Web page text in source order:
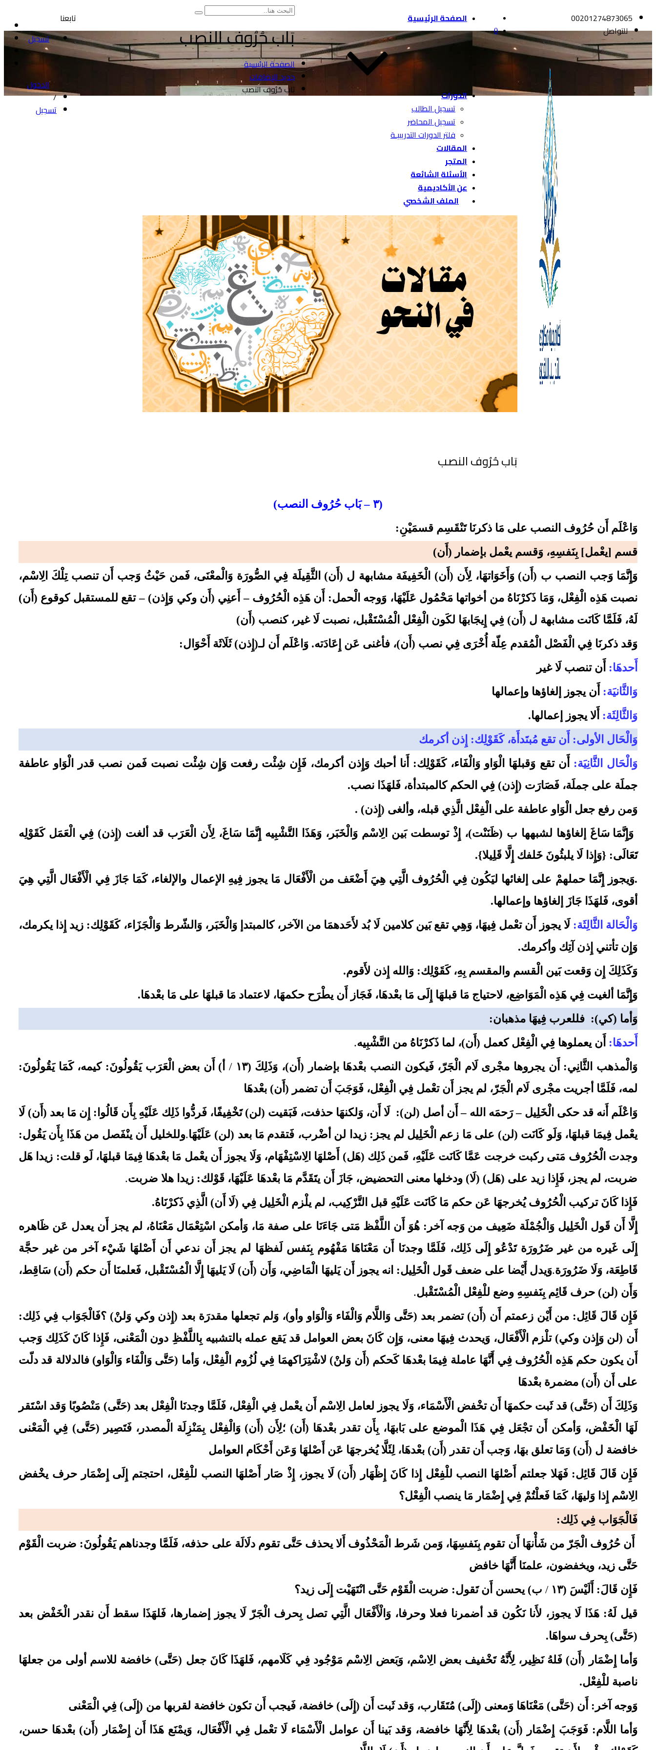
00201274873065
للتواصل
تابعنا
تسجيل
الدخول
/
تسجيل
0
الصفحة الرئيسية
الدورات
تسجيل الطالب
تسجيل المحاضر
فلتر الدورات التدريبيـة
المقالات
المتجر
الأسئلة الشائعة
عن الأكاديمية
الملف الشخصي
بَاب حُرُوف النصب
الصفحة الرئيسية
جديد الإضافات
بَاب حُرُوف النصب
بَاب حُرُوف النصب
(٣ – بَاب حُرُوف النصب)
وَاعْلَم أَن حُرُوف النصب على مَا ذكرنَا تَنْقَسِم قسمَيْنِ:
قسم [يعْمل] بِنَفسِهِ، وَقسم يعْمل بإضمار (أَن)
وَإِنَّمَا وَجب النصب ب (أَن) وَأَخَوَاتهَا، لِأَن (أَن) الْخَفِيفَة مشابهة ل (أَن) الثَّقِيلَة فِي الصُّورَة وَالْمعْنَى، فَمن حَيْثُ وَجب أَن تنصب تِلْكَ الِاسْم،
نصبت هَذِه الْفِعْل، وَمَا ذَكرْنَاهُ من أخواتها مَحْمُول عَلَيْهَا، وَوجه الْحمل: أَن هَذِه الْحُرُوف – أَعنِي (أَن وكي وَإِذن) – تقع للمستقبل كوقوع (أَن)
لَهُ، فَلَمَّا كَانَت مشابهة ل (أَن) فِي إِيجَابهَا لكَون الْفِعْل الْمُسْتَقْبل، نصبت لَا غير، كنصب (أَن)
وَقد ذكرنَا فِي الْفَصْل الْمُقدم عِلّة أُخْرَى فِي نصب (أَن)، فأغنى عَن إِعَادَته. وَاعْلَم أَن لـ(إِذن) ثَلَاثَة أَحْوَال:
أَحدهَا: أَن تنصب لَا غير
وَالثَّانيَة: أَن يجوز إلغاؤها وإعمالها
وَالثَّالِثَة: أَلا يجوز إعمالها.
وَالْحَال الأولى: أَن تقع مُبتَدأَة، كَقَوْلِك: إِذن أكرمك
وَالْحَال الثَّانِيَة:
أَن تقع وَقبلهَا الْوَاو وَالْفَاء، كَقَوْلِك: أَنا أحبك وَإِذن أكرمك، فَإِن شِئْت رفعت وَإِن شِئْت نصبت فَمن نصب قدر الْوَاو عاطفة
جملَة على جملَة، فَصَارَت (إِذن) فِي الحكم كالمبتدأة، فَلهَذَا نصب.
وَمن رفع جعل الْوَاو عاطفة على الْفِعْل الَّذِي قبله، وألغى (إِذن) .
وَإِنَّمَا سَاغَ إلغاؤها لشبهها ب (ظَنَنْت)، إِذْ توسطت بَين الِاسْم وَالْخَبَر، وَهَذَا التَّشْبِيه إِنَّمَا سَاغَ، لِأَن الْعَرَب قد ألغت (إِذن) فِي الْعَمَل كَقَوْلِه
تَعَالَى: {وَإِذا لَا يلبثُونَ خَلفك إِلَّا قَلِيلا}.
.وَيجوز إِنَّمَا حملهمْ على إلغائها ليَكُون فِي الْحُرُوف الَّتِي هِيَ أَضْعَف من الْأَفْعَال مَا يجوز فِيهِ الإعمال والإلغاء، كَمَا جَازَ فِي الْأَفْعَال الَّتِي هِيَ
أقوى، فَلهَذَا جَازَ إلغاؤها وإعمالها.
وَالْحَالة الثَّالِثَة: لَا يجوز أَن تعْمل فِيهَا، وَهِي تقع بَين كلامين لَا بُد لأَحَدهمَا من الآخر، كالمبتدإ وَالْخَبَر، وَالشّرط وَالْجَزَاء، كَقَوْلِك: زيد إِذا يكرمك،
وَإِن تأتني إِذن آتِك وأكرمك.
وَكَذَلِكَ إِن وَقعت بَين الْقسم والمقسم بِهِ، كَقَوْلِك: وَالله إِذن لأَقوم.
وَإِنَّمَا ألغيت فِي هَذِه الْمَوَاضِع، لاحتياج مَا قبلهَا إِلَى مَا بعْدهَا، فَجَاز أَن يطْرَح حكمهَا، لاعتماد مَا قبلهَا على مَا بعْدهَا.
وَأما (كي): فللعرب فِيهَا مذهبان:
أَحدهَا: أَن يعملوها فِي الْفِعْل كعمل (أَن)، لما ذَكرْنَاهُ من التَّشْبِيه.
وَالْمذهب الثَّانِي: أَن يجروها مجْرى لَام الْجَرّ، فَيكون النصب بعْدهَا بإضمار (أَن)، وَذَلِكَ (١٣
/ أ) أَن بعض الْعَرَب يَقُولُونَ: كيمه، كَمَا يَقُولُونَ:
لمه، فَلَمَّا أجريت مجْرى لَام الْجَرّ، لم يجز أَن تعْمل فِي الْفِعْل، فَوَجَبَ أَن تضمر (أَن) بعْدهَا
وَاعْلَم أَنه قد حكى الْخَلِيل – رَحمَه الله – أَن أصل (لن): لَا أَن، وَلكنهَا حذفت، فَبَقيت (لن) تَخْفِيفًا، فَردُّوا ذَلِك عَلَيْهِ بِأَن قَالُوا: إِن مَا بعد (أَن) لَا
يعْمل فِيمَا قبلهَا، وَلَو كَانَت (لن) على مَا زعم الْخَلِيل لم يجز: زيدا لن أضْرب، فَتقدم مَا بعد (لن) عَلَيْهَا.وللخليل أَن ينْفَصل من هَذَا بِأَن يَقُول:
وجدت الْحُرُوف مَتى ركبت خرجت عَمَّا كَانَت عَلَيْهِ، فَمن ذَلِك (هَل) أَصْلهَا الِاسْتِفْهَام، وَلَا يجوز أَن يعْمل مَا بعْدهَا فِيمَا قبلهَا، لَو قلت: زيدا هَل
ضربت، لم يجز، فَإِذا زيد على (هَل) (لَا) ودخلها معنى التحضيض، جَازَ أَن يتَقَدَّم مَا بعْدهَا عَلَيْهَا، قَوْلك: زيدا هلا ضربت.
فَإِذا كَانَ تركيب الْحُرُوف يُخرجهَا عَن حكم مَا كَانَت عَلَيْهِ قبل التَّرْكِيب، لم يلْزم الْخَلِيل فِي (لَا أَن) الَّذِي ذَكرْنَاهُ.
إِلَّا أَن قَول الْخَلِيل وَالْجُمْلَة ضَعِيف من وَجه آخر: هُوَ أَن اللَّفْظ مَتى جَاءَنَا على صفة مَا، وَأمكن اسْتِعْمَال مَعْنَاهُ، لم يجز أَن يعدل عَن ظَاهره
إِلَى غَيره من غير ضَرُورَة تَدْعُو إِلَى ذَلِك، فَلَمَّا وجدنَا أَن مَعْنَاهَا مَفْهُوم بِنَفس لَفظهَا لم يجز أَن ندعي أَن أَصْلهَا شَيْء آخر من غير حجَّة
قَاطِعَة، وَلَا ضَرُورَة.وَيدل أَيْضا على ضعف قَول الْخَلِيل: انه يجوز أَن يَليهَا الْمَاضِي، وَأَن (أَن) لَا يَليهَا إِلَّا الْمُسْتَقْبل، فَعلمنَا أَن حكم (أَن) سَاقِط،
وَأَن (لن) حرف قَائِم بِنَفسِهِ وضع للْفِعْل الْمُسْتَقْبل.
فَإِن قَالَ قَائِل: من أَيْن زعمتم أَن (أَن) تضمر بعد (حَتَّى وَاللَّام وَالْفَاء وَالْوَاو وأو)، وَلم تجعلها مقدرَة بعد (إِذن وكي وَلنْ) ؟فَالْجَوَاب فِي ذَلِك:
أَن (لن وَإِذن وكي) تلْزم الْأَفْعَال، وَيحدث فِيهَا معنى، وَإِن كَانَ بعض العوامل قد يَقع عمله بالتشبيه بِاللَّفْظِ دون الْمَعْنى، فَإِذا كَانَ كَذَلِك وَجب
أَن يكون حكم هَذِه الْحُرُوف فِي أَنَّهَا عاملة فِيمَا بعْدهَا كَحكم (أَن وَلنْ) لاشْتِرَاكهمَا فِي لُزُوم الْفِعْل، وَأما (حَتَّى وَالْفَاء وَالْوَاو) فالدلالة قد دلّت
على أَن (أَن) مضمرة بعْدهَا
وَذَلِكَ أَن (حَتَّى) قد ثَبت حكمهَا أَن تخْفض الْأَسْمَاء، وَلَا يجوز لعامل الِاسْم أَن يعْمل فِي الْفِعْل، فَلَمَّا وجدنَا الْفِعْل بعد (حَتَّى) مَنْصُوبًا وَقد اسْتَقر
لَهَا الْخَفْض، وَأمكن أَن تجْعَل فِي هَذَا الْموضع على بَابهَا، بِأَن تقدر بعْدهَا (أَن) ؛لِأَن (أَن) وَالْفِعْل بِمَنْزِلَة الْمصدر، فَتَصِير (حَتَّى) فِي الْمَعْنى
خافضة ل (أَن) وَمَا تعلق بهَا، وَجب أَن تقدر (أَن) بعْدهَا، لِئَلَّا يُخرجهَا عَن أَصْلهَا وَعَن أَحْكَام العوامل
فَإِن قَالَ قَائِل: فَهَلا جعلتم أَصْلهَا النصب للْفِعْل إِذا كَانَ إِظْهَار (أَن) لَا يجوز، إِذْ صَار أَصْلهَا النصب للْفِعْل، احتجتم إِلَى إِضْمَار حرف يخْفض
الِاسْم إِذا وَليهَا، كَمَا فَعلْتُمْ فِي إِضْمَار مَا ينصب الْفِعْل؟
فَالْجَوَاب فِي ذَلِك:
أَن حُرُوف الْجَرّ من شَأْنهَا أَن تقوم بِنَفسِهَا، وَمن شَرط الْمَحْذُوف أَلا يحذف حَتَّى تقوم دلَالَة على حذفه، فَلَمَّا وجدناهم يَقُولُونَ: ضربت الْقَوْم
حَتَّى زيد، ويخفضون، علمنَا أَنَّهَا خافض
فَإِن قَالَ: أَلَيْسَ (١٣
/ ب) يحسن أَن تَقول: ضربت الْقَوْم حَتَّى انْتَهَيْت إِلَى زيد؟
قيل لَهُ: هَذَا لَا يجوز، لأَنا نَكُون قد أضمرنا فعلا وحرفا، وَالْأَفْعَال الَّتِي تصل بِحرف الْجَرّ لَا يجوز إضمارها، فَلهَذَا سقط أَن نقدر الْخَفْض بعد
(حَتَّى) بِحرف سواهَا.
وَأما إِضْمَار (أَن) فَلهُ نَظِير، لِأَنَّهُ تَخْفيف بعض الِاسْم، وَبَعض الِاسْم مَوْجُود فِي كَلَامهم، فَلهَذَا كَانَ جعل (حَتَّى) خافضة للاسم أولى من جعلهَا
ناصبة للْفِعْل.
وَوجه آخر: أَن (حَتَّى) مَعْنَاهَا وَمعنى (إِلَى) مُتَقَارب، وَقد ثَبت أَن (إِلَى) خافضة، فَيجب أَن تكون خافضة لقربها من (إِلَى) فِي الْمَعْنى
وَأما اللَّام: فَوَجَبَ إِضْمَار (أَن) بعْدهَا لِأَنَّهَا خافضة، وَقد بَينا أَن عوامل الْأَسْمَاء لَا تعْمل فِي الْأَفْعَال، وَيمْنَع هَذَا أَن إِضْمَار (أَن) بعْدهَا حسن،